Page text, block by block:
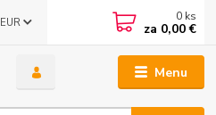
Menu
EUR 0 ks
za 0,00 €